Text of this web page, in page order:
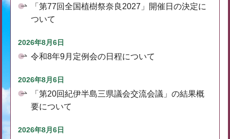
「第77回全国植樹祭奈良2027」開催日の決定に
ついて
2026年8月6日
令和8年9月定例会の日程について
2026年8月6日
「第20回紀伊半島三県議会交流会議」の結果概
要について
2026年8月6日